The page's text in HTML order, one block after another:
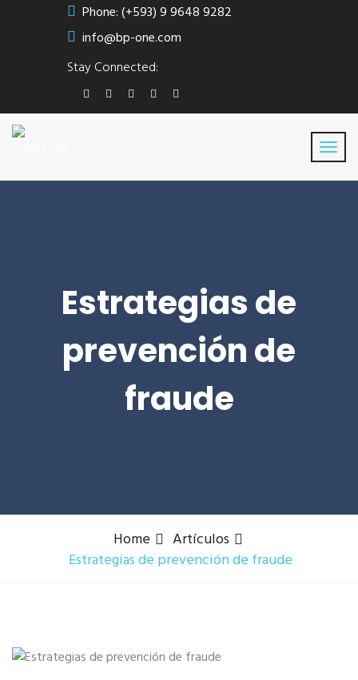
Phone: (+593) 9 9648 9282
info@bp-one.com
Stay Connected:
Estrategias de
prevención de
fraude
Home
Artículos
Estrategias de prevención de fraude